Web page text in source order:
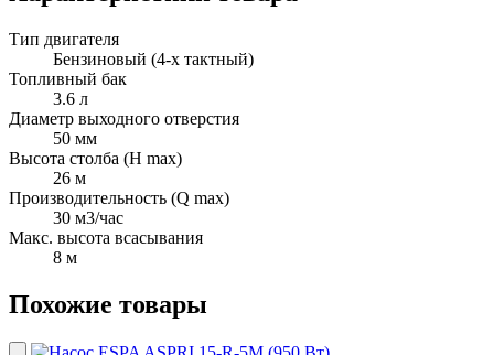
Тип двигателя
Бензиновый (4-х тактный)
Топливный бак
3.6 л
Диаметр выходного отверстия
50 мм
Высота столба (H max)
26 м
Производительность (Q max)
30 м3/час
Макс. высота всасывания
8 м
Похожие товары